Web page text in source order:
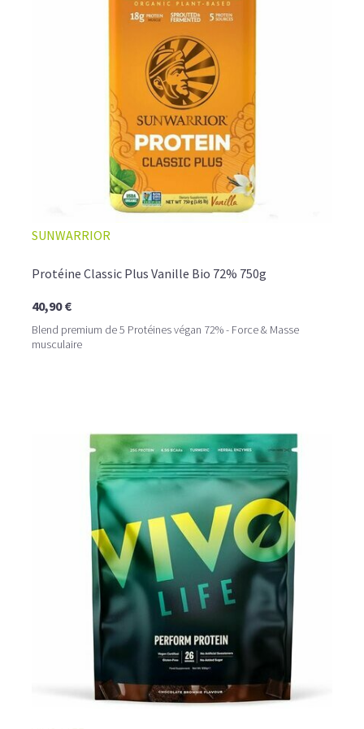
PERFORMANCE
une boisson veloutée et énergisante.
Une vraie caresse chocolatée, riche en protéines, léger
pour ne jamais peser.
🍵 MATCHA LATTE GLACÉ
SUNWARRIOR
Protéine Classic Plus Vanille Bio 72% 750g
40,90 €
Blend premium de 5 Protéines végan 72% - Force & Masse
musculaire